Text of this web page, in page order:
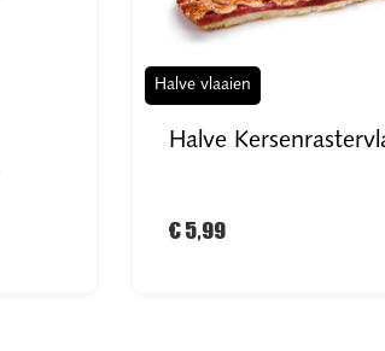
Halve vlaaien
Halve
€ 5,99